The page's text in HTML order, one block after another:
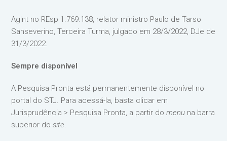
AgInt no REsp 1.769.138, relator ministro Paulo de Tarso
Sanseverino, Terceira Turma, julgado em 28/3/2022, DJe de
31/3/2022.
Sempre disponível
A Pesquisa Pronta está permanentemente disponível no
portal do STJ. Para acessá-la, basta clicar em
Jurisprudência > Pesquisa Pronta, a partir domenu na barra
superior dosite.